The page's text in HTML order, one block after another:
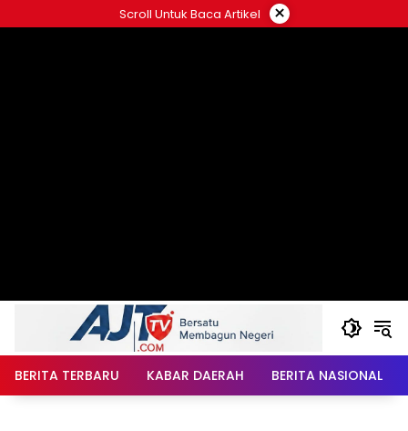
ke
Scroll Untuk Baca Artikel ×
BERITA TERBARU KABAR DAERAH BERITA NASIONAL